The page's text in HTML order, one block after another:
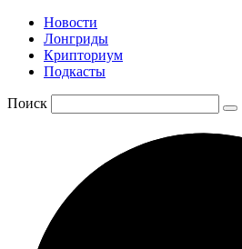
Новости
Лонгриды
Крипториум
Подкасты
Поиск